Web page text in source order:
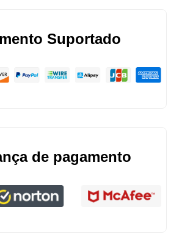
Suportado
de pagamento